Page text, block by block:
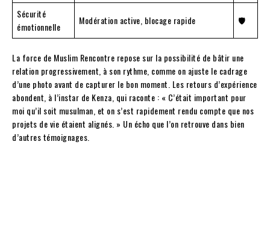
Sécurité
émotionnelle
Modération active, blocage rapide 🛡️
La force de Muslim Rencontre repose sur la possibilité de bâtir une
relation progressivement, à son rythme, comme on ajuste le cadrage
d’une photo avant de capturer le bon moment. Les retours d’expérience
abondent, à l’instar de Kenza, qui raconte : « C’était important pour
moi qu’il soit musulman, et on s’est rapidement rendu compte que nos
projets de vie étaient alignés. » Un écho que l’on retrouve dans bien
d’autres témoignages.